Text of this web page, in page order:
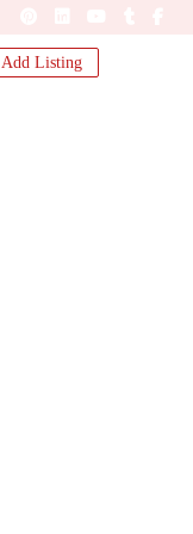
Add Listing